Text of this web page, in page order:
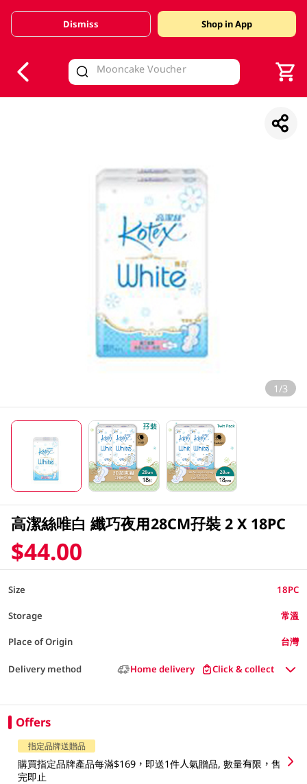
Valid Until 30 June 2026
Dismiss Shop in App
1/3
高潔絲唯白 纖巧夜用28CM孖裝 2 X 18PC
$44.00
Size 18PC
Storage 常溫
Place of Origin 台灣
Delivery method Home delivery Click & collect
Offers
指定品牌送贈品
購買指定品牌產品每滿$169，即送1件人氣贈品, 數量有限，售
完即止